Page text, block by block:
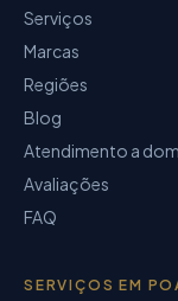
Serviços
Marcas
Regiões
Blog
Atendimento a
Avaliações
FAQ
SERVIÇOS EM